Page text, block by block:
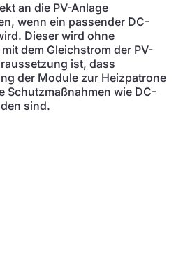
an die PV-Anlage
wenn ein passender DC-
Dieser wird ohne
dem Gleichstrom der PV-
ist, dass
der Module zur Heizpatrone
Schutzmaßnahmen wie DC-
sind.